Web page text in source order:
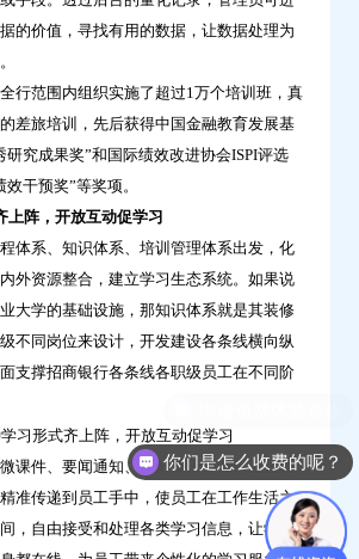
的价值，寻找有用的数据，让数据处理为
行范围内组织实施了超过1万个培训班，真
差旅培训，先后获得中国金融教育发展基
研究成果奖”和国际绩效改进协会ISPI评选
干预奖”等奖项。
上阵，开放互动促学习
体系、知识体系、培训管理体系出发，化
外资源整合，建立学习生态系统。如果说
大学的基础设施，那知识体系就是其装修
不同岗位来设计，开发建设各条线横向纵
支撑招商银行各条线各职级员工在不同阶
课件、要闻通知、新鲜资讯等知识通过轻
准传递到员工手中，使员工在工作生活之
，自由接受和处理各类学习信息，让学习
你们是怎么收费的呢？